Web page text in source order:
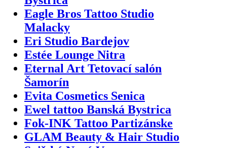
Eagle Bros Tattoo Studio
Malacky
Eri Studio Bardejov
Estée Lounge Nitra
Eternal Art Tetovací salón
Šamorín
Evita Cosmetics Senica
Ewel tattoo Banská Bystrica
Fok-INK Tattoo Partizánske
GLAM Beauty & Hair Studio